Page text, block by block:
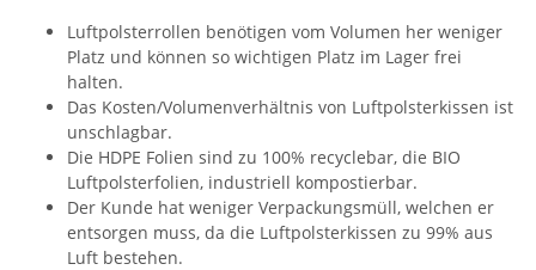
Luftpolsterrollen benötigen vom Volumen her weniger
Platz und können so wichtigen Platz im Lager frei
halten.
Das Kosten/Volumenverhältnis von Luftpolsterkissen ist
unschlagbar.
Die HDPE Folien sind zu 100% recyclebar, die BIO
Luftpolsterfolien, industriell kompostierbar.
Der Kunde hat weniger Verpackungsmüll, welchen er
entsorgen muss, da die Luftpolsterkissen zu 99% aus
Luft bestehen.